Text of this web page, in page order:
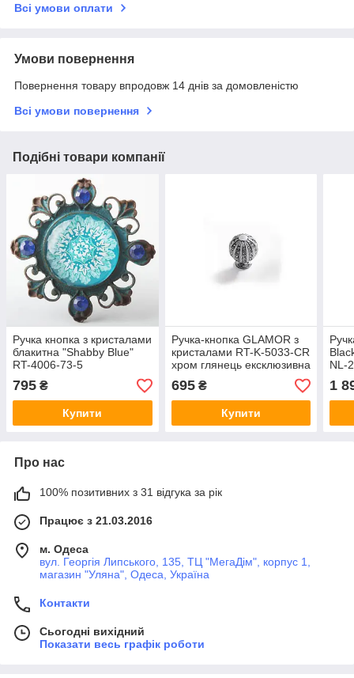
Всі умови оплати
Умови повернення
Повернення товару впродовж 14 днів за домовленістю
Всі умови повернення
Подібні товари компанії
Ручка кнопка з кристалами
блакитна "Shabby Blue"
RT-4006-73-5
795 ₴
Купити
Ручка-кнопка GLAMOR з
кристалами RT-K-5033-CR
хром глянець ексклюзивна
колекція
695₴
Купити
NL-
320
1
Про нас
100% позитивних з 31 відгука за рік
Працює з 21.03.2016
м. Одеса
вул. Георгія Липського, 135, ТЦ "МегаДім", корпус 1,
магазин "Уляна", Одеса, Україна
Контакти
Сьогодні вихідний
Показати весь графік роботи